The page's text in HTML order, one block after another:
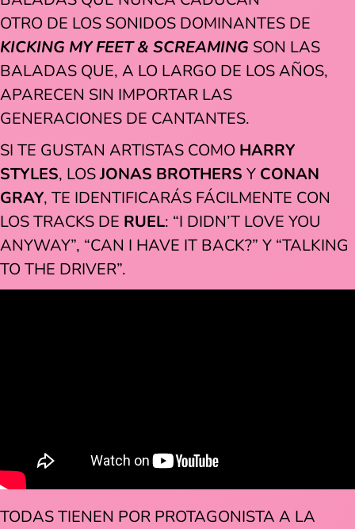
OTRO DE LOS SONIDOS DOMINANTES DE
KICKING MY FEET & SCREAMING SON LAS
BALADAS QUE, A LO LARGO DE LOS AÑOS,
APARECEN SIN IMPORTAR LAS
GENERACIONES DE CANTANTES.
SI TE GUSTAN ARTISTAS COMO HARRY
STYLES, LOSJONAS BROTHERS Y CONAN
GRAY, TE IDENTIFICARÁS FÁCILMENTE CON
LOS TRACKS DE RUEL: “I DIDN’T LOVE YOU
ANYWAY”, “CAN I HAVE IT BACK?” Y “TALKING
TO THE DRIVER”.
TODAS TIENEN POR PROTAGONISTA A LA